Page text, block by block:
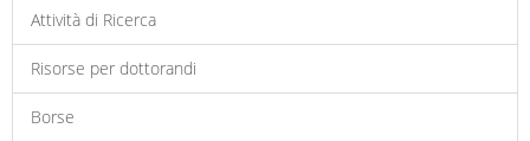
Attività di Ricerca
Risorse per dottorandi
Borse